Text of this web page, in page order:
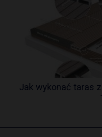
Jak wykonać taras